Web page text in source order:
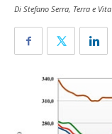
Di Stefano Serra, Terra e Vita